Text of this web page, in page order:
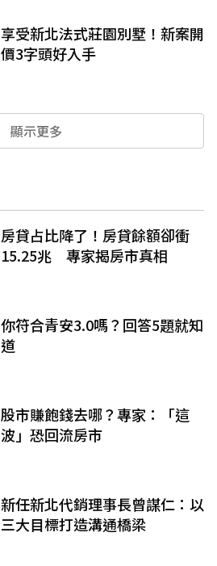
享受新北法式莊園別墅！新案開
價3字頭好入手
顯示更多
房貸占比降了！房貸餘額卻衝
15.25兆 專家揭房市真相
你符合青安3.0嗎？回答5題就知
道
股市賺飽錢去哪？專家：「這
波」恐回流房市
新任新北代銷理事長曾謀仁：以
三大目標打造溝通橋梁